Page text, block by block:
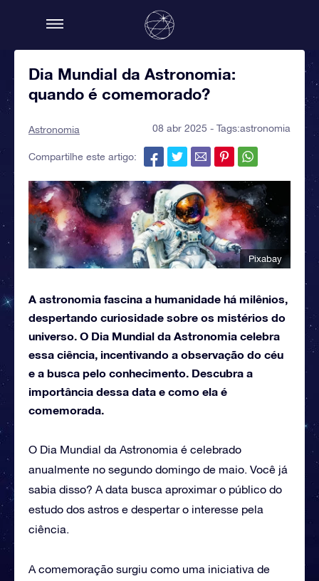
Dia Mundial da Astronomia:
quando é comemorado?
Astronomia 08 abr 2025 - Tags:astronomia
Compartilhe este artigo:
Pixabay
A astronomia fascina a humanidade há milênios,
despertando curiosidade sobre os mistérios do
universo. O Dia Mundial da Astronomia celebra
essa ciência, incentivando a observação do céu
e a busca pelo conhecimento. Descubra a
importância dessa data e como ela é
comemorada.
O Dia Mundial da Astronomia é celebrado
anualmente no segundo domingo de maio. Você já
sabia disso? A data busca aproximar o público do
estudo dos astros e despertar o interesse pela
ciência.
A comemoração surgiu como uma iniciativa de